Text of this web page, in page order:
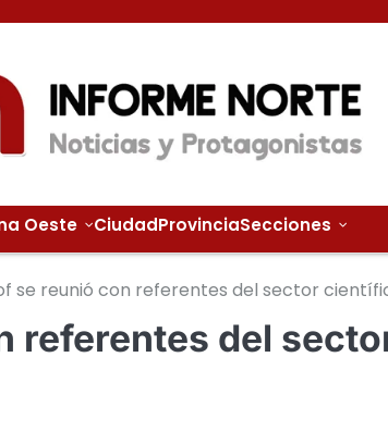
Oeste CiudadProvinciaSecciones
se reunió con referentes del sector
referentes del